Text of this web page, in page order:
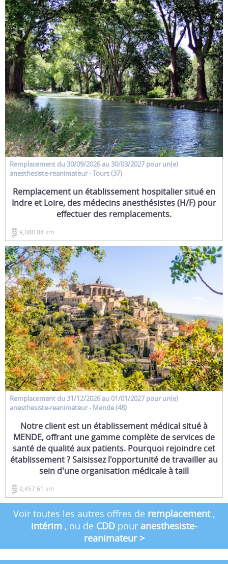
Remplacement du 30/09/2026 au 30/03/2027 pour un(e)
anesthesiste-reanimateur- Tours (37)
Remplacement un établissement hospitalier situé en
Indre et Loire, des médecins anesthésistes (H/F) pour
effectuer des remplacements.
9,080.04 km
Remplacement du 31/12/2026 au 01/01/2027 pour un(e)
anesthesiste-reanimateur- Mende (48)
Notre client est un établissement médical situé à
MENDE, offrant une gamme complète de services de
santé de qualité aux patients. Pourquoi rejoindre cet
établissement ? Saisissez l'opportunité de travailler au
sein d'une organisation médicale à taill
9,457.61 km
Voir toutes les autres offres de remplacement ,
intérim , ou de CDDpour anesthesiste-
reanimateur >